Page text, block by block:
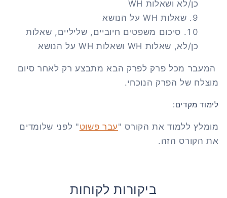
כן/לא ושאלות WH
שאלות WH על הנושא
סיכום משפטים חיוביים, שליליים, שאלות
כן/לא, שאלות WH ושאלות WH על הנושא
המעבר מכל פרק לפרק הבא מתבצע רק לאחר סיום
מוצלח של הפרק הנוכחי.
לימוד מקדים:
מומלץ ללמוד את הקורס "עבר פשוט" לפני שלומדים
את הקורס הזה.
ביקורות לקוחות